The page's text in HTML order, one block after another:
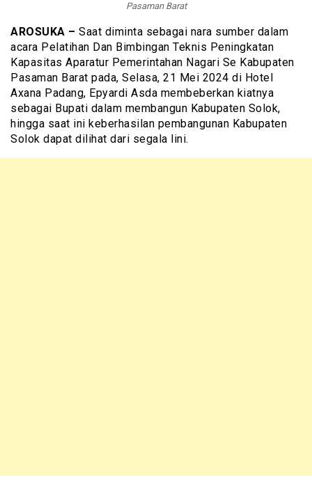
Pasaman Barat
AROSUKA – Saat diminta sebagai nara sumber dalam
acara Pelatihan Dan Bimbingan Teknis Peningkatan
Kapasitas Aparatur Pemerintahan Nagari Se Kabupaten
Pasaman Barat pada, Selasa, 21 Mei 2024 di Hotel
Axana Padang, Epyardi Asda membeberkan kiatnya
sebagai Bupati dalam membangun Kabupaten Solok,
hingga saat ini keberhasilan pembangunan Kabupaten
Solok dapat dilihat dari segala lini.